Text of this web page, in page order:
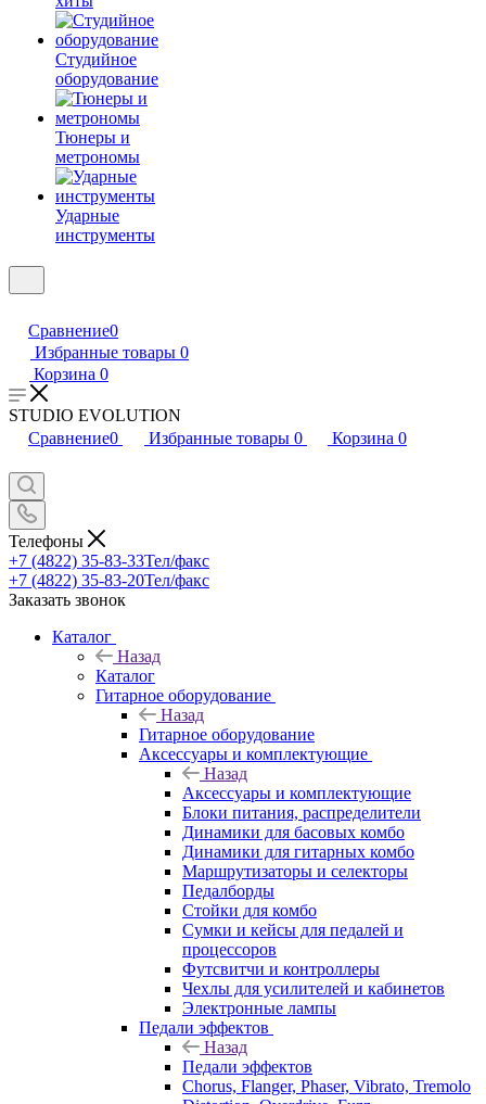
Студийное
оборудование
Тюнеры и
метрономы
Ударные
инструменты
Сравнение0
Избранные товары 0
Корзина 0
STUDIO EVOLUTION
Сравнение0 Избранные товары 0 Корзина 0
Телефоны
+7 (4822) 35-83-33Тел/факс
+7 (4822) 35-83-20Тел/факс
Заказать звонок
Каталог
Назад
Каталог
Гитарное оборудование
Назад
Гитарное оборудование
Аксессуары и комплектующие
Назад
Аксессуары и комплектующие
Блоки питания, распределители
Динамики для басовых комбо
Динамики для гитарных комбо
Маршрутизаторы и селекторы
Педалборды
Стойки для комбо
Сумки и кейсы для педалей и
процессоров
Футсвитчи и контроллеры
Чехлы для усилителей и кабинетов
Электронные лампы
Педали эффектов
Назад
Педали эффектов
Chorus, Flanger, Phaser, Vibrato, Tremolo